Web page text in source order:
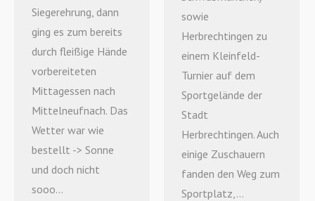
Siegerehrung, dann
ging es zum bereits
durch fleißige Hände
vorbereiteten
Mittagessen nach
Mittelneufnach. Das
Wetter war wie
bestellt -> Sonne
und doch nicht
sooo…
sowie
Herbrechtingen zu
einem Kleinfeld-
Turnier auf dem
Sportgelände der
Stadt
Herbrechtingen. Auch
einige Zuschauern
fanden den Weg zum
Sportplatz,…